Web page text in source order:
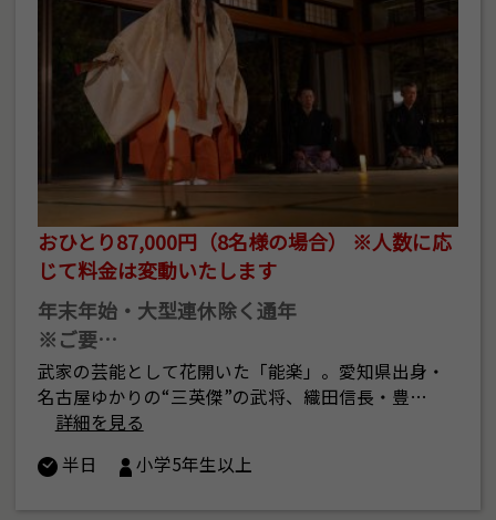
おひとり87,000円（8名様の場合） ※人数に応
じて料金は変動いたします
年末年始・大型連休除く通年
※ご要…
武家の芸能として花開いた「能楽」。愛知県出身・
名古屋ゆかりの“三英傑”の武将、織田信長・豊…
詳細を見る
半日
小学5年生以上